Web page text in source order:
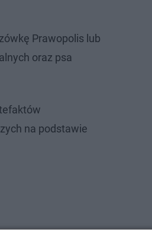
Prawopolis lub
oraz psa
na podstawie